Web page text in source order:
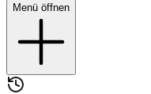
Menü öffnen